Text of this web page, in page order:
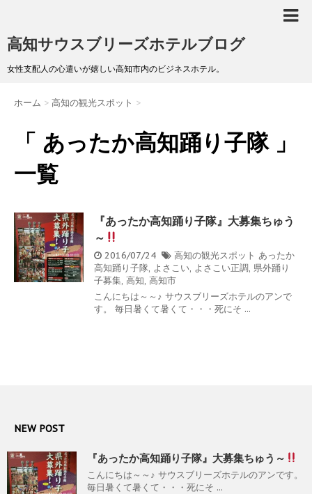
高知サウスブリーズホテルブログ
女性支配人の心遣いが嬉しい高知市内のビジネスホテル。
ホーム > 高知の観光スポット >
「 あったか高知踊り子隊 」
一覧
『あったか高知踊り子隊』大募集ちゅう
～
2016/07/24 高知の観光スポット あったか
高知踊り子隊, よさこい, よさこい正調, 県外踊り
子募集, 高知, 高知市
こんにちは～～♪ サウスブリーズホテルのアンで
す。 毎日暑くて暑くて・・・死にそ ...
NEW POST
『あったか高知踊り子隊』大募集ちゅう～
こんにちは～～♪ サウスブリーズホテルのアンです。
毎日暑くて暑くて・・・死にそ ...